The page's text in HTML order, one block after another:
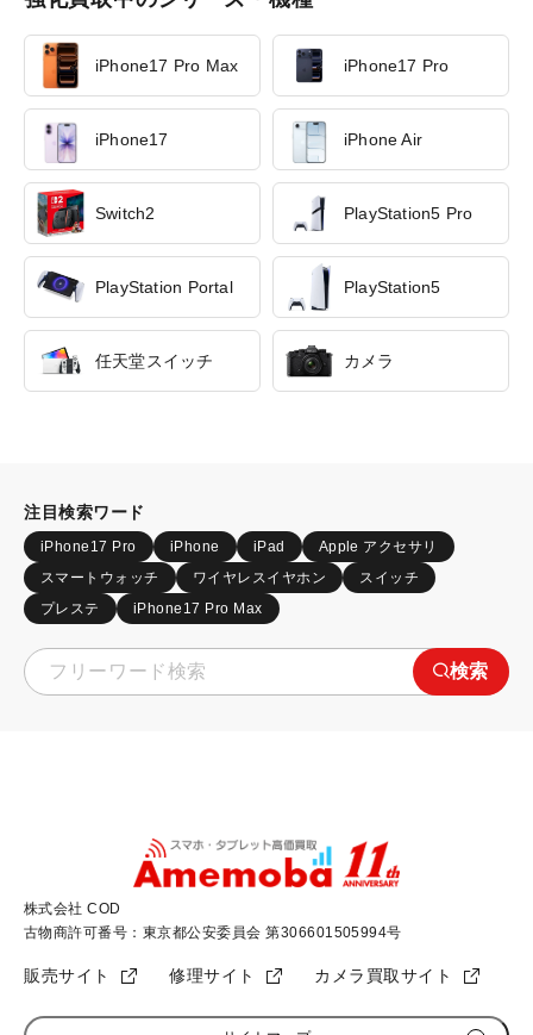
iPhone17 Pro Max iPhone17 Pro
iPhone17 iPhone Air
Switch2 PlayStation5 Pro
PlayStation Portal PlayStation5
任天堂スイッチ カメラ
注目検索ワード
iPhone17 Pro iPhone iPad
Apple アクセサリ
スマートウォッチ
ワイヤレスイヤホン
スイッチ
プレステ
iPhone17 Pro Max
検索
株式会社 COD
古物商許可番号：東京都公安委員会 第306601505994号
販売サイト 修理サイト カメラ買取サイト